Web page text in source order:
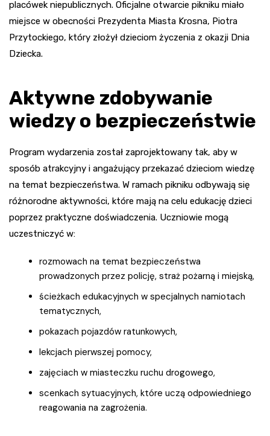
placówek niepublicznych. Oficjalne otwarcie pikniku miało
miejsce w obecności Prezydenta Miasta Krosna, Piotra
Przytockiego, który złożył dzieciom życzenia z okazji Dnia
Dziecka.
Aktywne zdobywanie
wiedzy o bezpieczeństwie
Program wydarzenia został zaprojektowany tak, aby w
sposób atrakcyjny i angażujący przekazać dzieciom wiedzę
na temat bezpieczeństwa. W ramach pikniku odbywają się
różnorodne aktywności, które mają na celu edukację dzieci
poprzez praktyczne doświadczenia. Uczniowie mogą
uczestniczyć w:
rozmowach na temat bezpieczeństwa
prowadzonych przez policję, straż pożarną i miejską,
ścieżkach edukacyjnych w specjalnych namiotach
tematycznych,
pokazach pojazdów ratunkowych,
lekcjach pierwszej pomocy,
zajęciach w miasteczku ruchu drogowego,
scenkach sytuacyjnych, które uczą odpowiedniego
reagowania na zagrożenia.